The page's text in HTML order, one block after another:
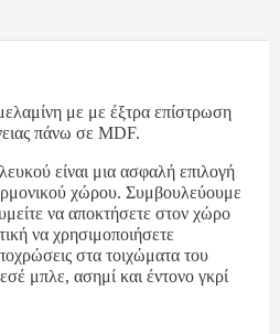
με με έξτρα επίστρωση
πάνω σε MDF.
είναι μια ασφαλή επιλογή
χώρου. Συμβουλεύουμε
να αποκτήσετε στον χώρο
να χρησιμοποιήσετε
στα τοιχώματα του
μπλε, ασημί και έντονο γκρί